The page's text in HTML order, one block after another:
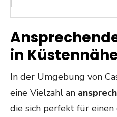
in
In der Umgebung von
eine Vielzahl an
die sich perfekt für